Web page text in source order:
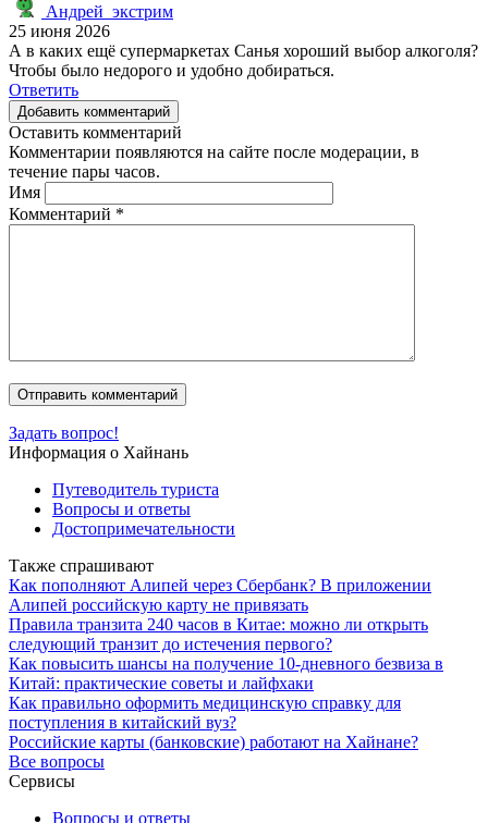
Андрей_экстрим
25 июня 2026
А в каких ещё супермаркетах Санья хороший выбор алкоголя?
Чтобы было недорого и удобно добираться.
Ответить
Добавить комментарий
Оставить комментарий
Комментарии появляются на сайте после модерации, в
течение пары часов.
Имя
Комментарий *
Задать вопрос!
Информация о Хайнань
Путеводитель туриста
Вопросы и ответы
Достопримечательности
Также спрашивают
Как пополняют Алипей через Сбербанк? В приложении
Алипей российскую карту не привязать
Правила транзита 240 часов в Китае: можно ли открыть
следующий транзит до истечения первого?
Как повысить шансы на получение 10-дневного безвиза в
Китай: практические советы и лайфхаки
Как правильно оформить медицинскую справку для
поступления в китайский вуз?
Российские карты (банковские) работают на Хайнане?
Все вопросы
Сервисы
Вопросы и ответы